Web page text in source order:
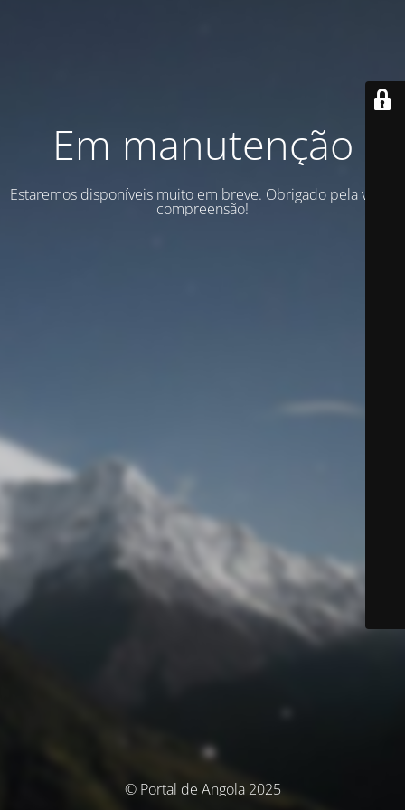
Em manutenção
Estaremos disponíveis muito em breve. Obrigado pela vossa
compreensão!
© Portal de Angola 2025